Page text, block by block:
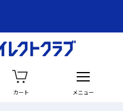
カート メニュー